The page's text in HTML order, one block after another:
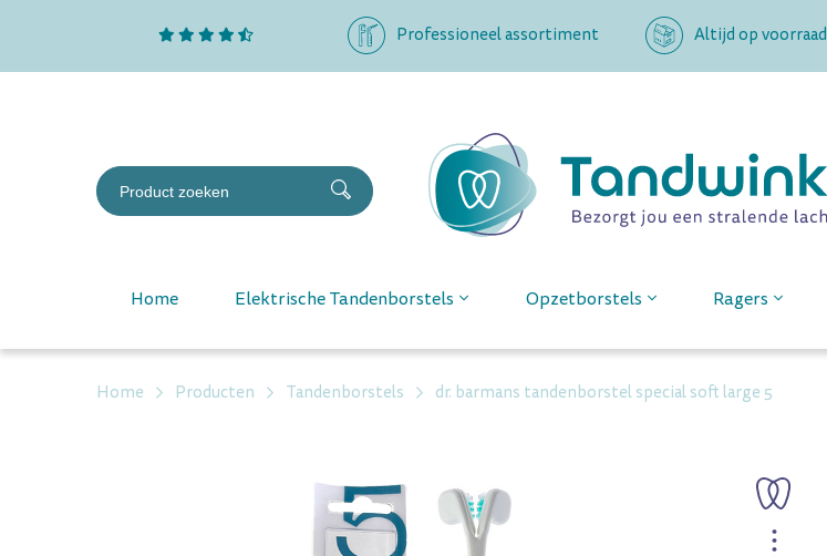
Professioneel assortiment Altijd op voorraad
Home Elektrische Tandenborstels Opzetborstels Ragers
Home Producten Tandenborstels dr. barmans tandenborstel special soft large 5